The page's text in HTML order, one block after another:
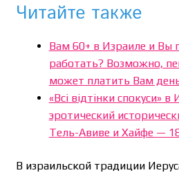
Читайте также
Вам 60+ в Израиле и Вы
работать? Возможно,
может платить Вам
«Всі відтінки спокуси»
эротический
Тель-Авиве и Хайфе —
В израильской традиции